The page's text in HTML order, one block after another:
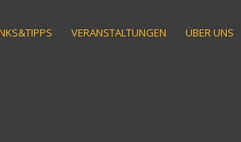
VERANSTALTUNGEN ÜBER UNS